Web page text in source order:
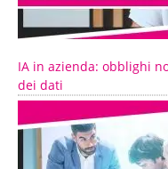
IA in azienda: obblighi
dei dati